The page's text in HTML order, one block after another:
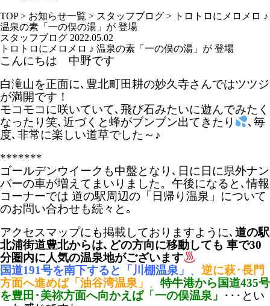
TOP> お知らせ一覧 > スタッフブログ > トロトロにメロメロ ♪
温泉の素「一の俣の湯」が 登場
スタッフブログ 2022.05.02
トロトロにメロメロ ♪ 温泉の素「一の俣の湯」が 登場
こんにちは 中野です
白滝山を正面に､豊北町田耕の妙久寺さんではツツジ
が満開です！
モコモコに咲いていて､飛び石みたいに遊んでみたく
なったり笑､近づくと蜂がブンブン出てきたり
､毎
度､非常に楽しい道草でした～♪
*******
ゴールデンウイークも中盤となり､日に日に県外ナン
バーの車が増えてまいりました。午後になると､情報
コーナーでは 道の駅周辺の「日帰り温泉」について
のお問い合わせも続々と｡
アクセスマップにも掲載しておりますように､ 道の駅
北浦街道豊北からは､どの方向に移動しても 車で30
分圏内に人気の温泉地がございます
国道191号を南下すると「川棚温泉」 、 逆に萩･長門
方面へ進めば「油谷湾温泉」 、 特牛港から国道435号
を豊田･美祢方面へ向かえば「一の俣温泉」
･･･とい